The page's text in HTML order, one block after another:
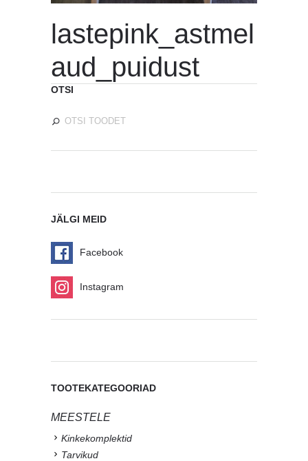
lastepink_astmel
aud_puidust
OTSI
JÄLGI MEID
Facebook
Instagram
TOOTEKATEGOORIAD
MEESTELE
Kinkekomplektid
Tarvikud